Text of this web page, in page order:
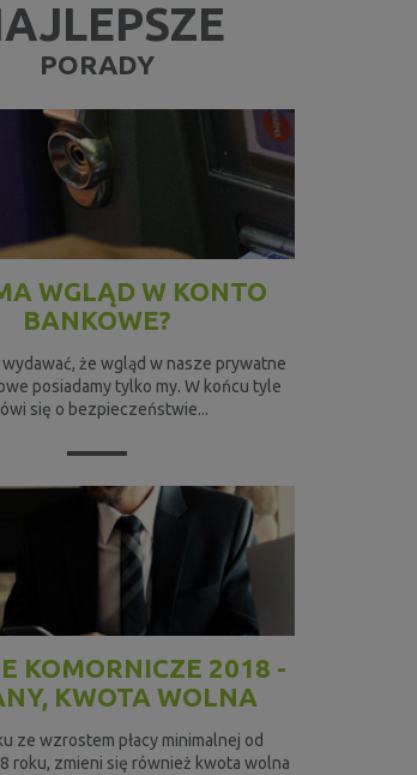
PORADY
WGLĄD W KONTO
BANKOWE?
wydawać, że wgląd w nasze prywatne
posiadamy tylko my. W końcu tyle
się o bezpieczeństwie...
KOMORNICZE 2018 -
KWOTA WOLNA
ze wzrostem płacy minimalnej od
roku, zmieni się również kwota wolna